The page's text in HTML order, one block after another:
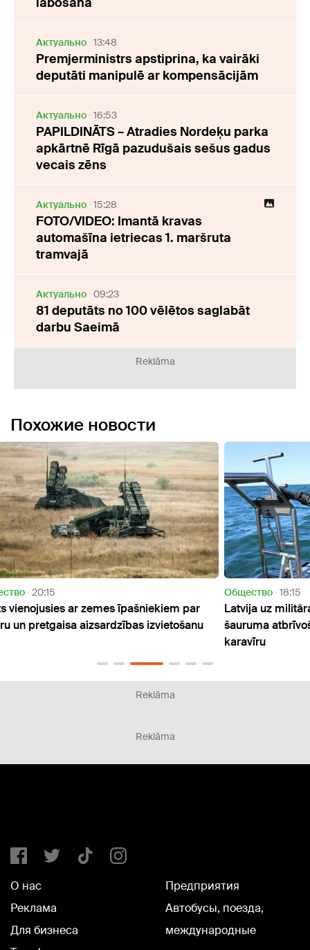
Актуально 13:48
Premjerministrs apstiprina, ka vairāki
deputāti manipulē ar kompensācijām
Актуально 16:53
PAPILDINĀTS – Atradies Nordeķu parka
apkārtnē Rīgā pazudušais sešus gadus
vecais zēns
Актуально 15:28
FOTO/VIDEO: Imantā kravas
automašīna ietriecas 1. maršruta
tramvajā
Актуально 09:23
81 deputāts no 100 vēlētos saglabāt
darbu Saeimā
Reklāma
Похожие новости
Oбщество
Latvija uz militārajām operācijām Hormuza
šauruma atbrīvošanai plāno nosūtīt ap 20
NBS
Reklāma
Reklāma
О нас
Реклама
Для бизнеса
Предприятия
Автобусы, поезда,
международные